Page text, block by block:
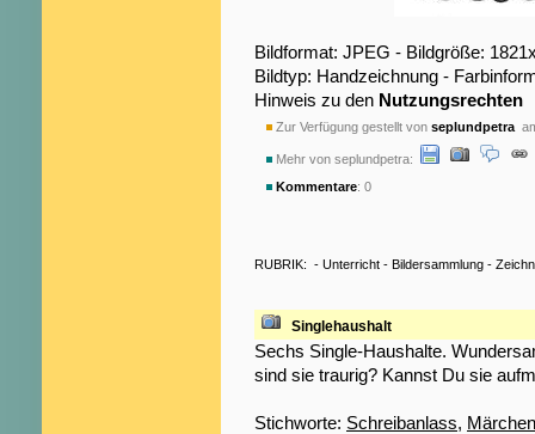
Bildformat: JPEG - Bildgröße:
Bildtyp: Handzeichnung -
Hinweis zu den Nutzungsrechten
Zur Verfügung gestellt von seplundpetra
Mehr von seplundpetra:
Kommentare: 0
RUBRIK: - Unterricht - Bildersammlung -
Singlehaushalt
Sechs Single-Haushalte.
sind sie traurig? Kannst Du sie
Stichworte: Schreibanlass, Märchen